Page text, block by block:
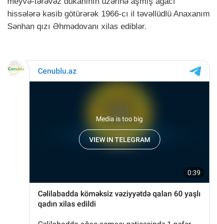
hissələrə kəsib götürərək 1966-cı il təvəllüdlü Anaxanım
Sənhan qızı Əhmədovanı xilas ediblər.